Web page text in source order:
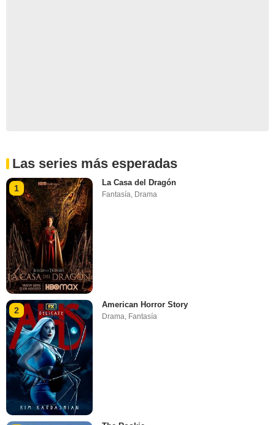
Las series más esperadas
1
La Casa del Dragón
Fantasía, Drama
2
American Horror Story
Drama Fantasía